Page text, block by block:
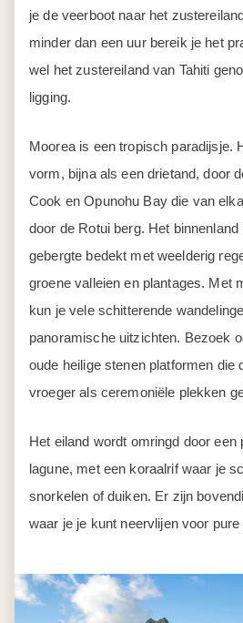
Moorea is een tropisch paradijsje.
vorm, bijna als een drietand, door
Cook en Opunohu Bay die van
door de Rotui berg. Het binnenland
Het eiland wordt omringd door een
lagune, met een koraalrif waar je
snorkelen of duiken. Er zijn
waar je je kunt neervlijen voor pure